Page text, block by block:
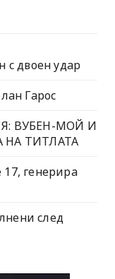
двоен удар
Гарос
ВУБЕН-МОЙ И
НА ТИТЛАТА
17, генерира
след